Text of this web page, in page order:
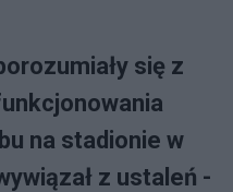
się z
na stadionie w
z ustaleń -